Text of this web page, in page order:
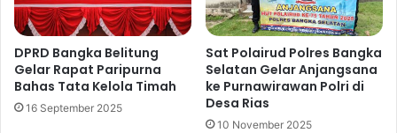
DPRD Bangka Belitung
Gelar Rapat Paripurna
Bahas Tata Kelola Timah
16 September 2025
Sat Polairud Polres Bangka
Selatan Gelar Anjangsana
ke Purnawirawan Polri di
Desa Rias
10 November 2025